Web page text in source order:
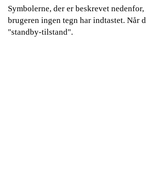
Symbolerne, der er beskrevet
brugeren ingen tegn har indtastet. Når
"standby-tilstand".